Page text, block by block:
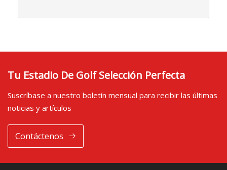
Tu Estadio De Golf Selección Perfecta
Suscríbase a nuestro boletín mensual para recibir las últimas
noticias y artículos
Contáctenos